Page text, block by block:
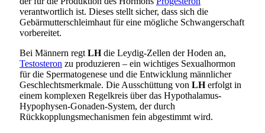
verantwortlich ist. Dieses stellt sicher, dass sich die
Gebärmutterschleimhaut für eine mögliche Schwangerschaft
vorbereitet.
Bei Männern regt LHdie Leydig-Zellen der Hoden an,
Testosteron zu produzieren – ein wichtiges Sexualhormon
für die Spermatogenese und die Entwicklung männlicher
Geschlechtsmerkmale. Die Ausschüttung von LHerfolgt in
einem komplexen Regelkreis über das Hypothalamus-
Hypophysen-Gonaden-System, der durch
Rückkopplungsmechanismen fein abgestimmt wird.